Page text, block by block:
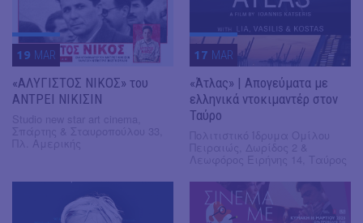
19 MAR
«ΑΛΥΓΙΣΤΟΣ ΝΙΚΟΣ» του
ΑΝΤΡΕΙ ΝΙΚΙΣΙΝ
17 MAR
«Άτλας» | Απογεύματα με
ελληνικά ντοκιμαντέρ στον
Ταύρο